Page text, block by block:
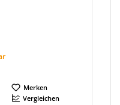
Merken
Vergleichen